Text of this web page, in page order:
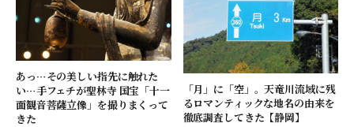
あっ…その美しい指先に触れた
い…手フェチが聖林寺 国宝「十一
面観音菩薩立像」を撮りまくって
きた
「月」に「空」。天竜川流域に残
るロマンティックな地名の由来を
徹底調査してきた【静岡】